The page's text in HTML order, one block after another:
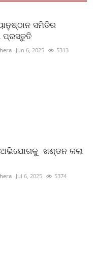
ସମିତିର
ପ୍ରସ୍ତୁତି
Jun 6, 2025 5313
ଖଣ୍ଡନ କଲା
Jul 6, 2025 5374